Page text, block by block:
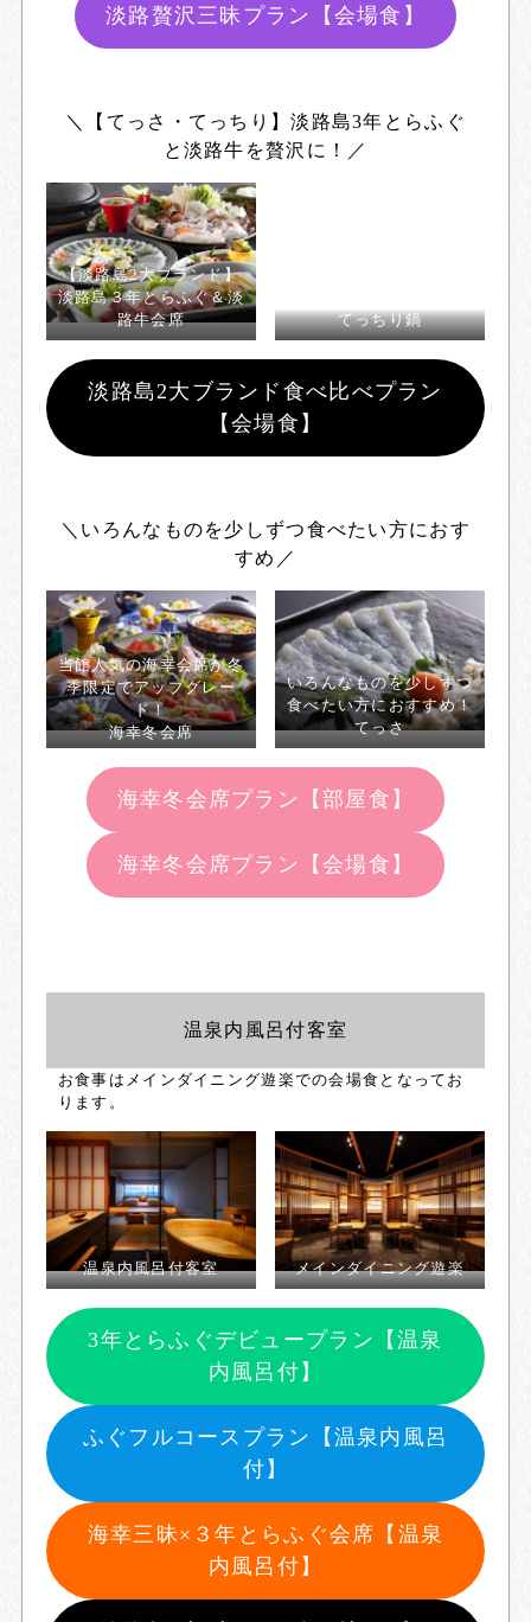
淡路贅沢三昧プラン【会場食】
＼【てっさ・てっちり】淡路島3年とらふぐ
と淡路牛を贅沢に！／
【淡路島2大ブランド】
淡路島３年とらふぐ＆淡
路牛会席
てっちり鍋
淡路島2大ブランド食べ比べプラン
【会場食】
＼いろんなものを少しずつ食べたい方におす
すめ／
当館人気の海幸会席が冬
季限定でアップグレー
ド！
海幸冬会席
いろんなものを少しずつ
食べたい方におすすめ！
てっさ
海幸冬会席プラン【部屋食】
海幸冬会席プラン【会場食】
温泉内風呂付客室
お食事はメインダイニング遊楽での会場食となってお
ります。
温泉内風呂付客室 メインダイニング遊楽
3年とらふぐデビュープラン【温泉
内風呂付】
ふぐフルコースプラン【温泉内風呂
付】
海幸三昧×３年とらふぐ会席【温泉
内風呂付】